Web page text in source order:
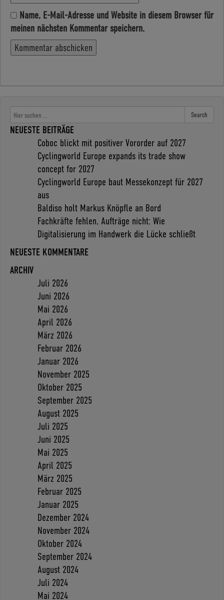
Name, E-Mail-Adresse und Website in diesem Browser für
meinen nächsten Kommentar speichern.
Search
NEUESTE BEITRÄGE
Coboc blickt mit positiver Vororder auf 2027
Cyclingworld Europe expands its trade show
concept for 2027
Cyclingworld Europe baut Messekonzept für 2027
aus
Baldiso holt Markus Knöpfle an Bord
Fachkräfte fehlen, Aufträge nicht: Wie
Digitalisierung im Handwerk die Lücke schließt
NEUESTE KOMMENTARE
ARCHIV
Juli 2026
Juni 2026
Mai 2026
April 2026
März 2026
Februar 2026
Januar 2026
November 2025
Oktober 2025
September 2025
August 2025
Juli 2025
Juni 2025
Mai 2025
April 2025
März 2025
Februar 2025
Januar 2025
Dezember 2024
November 2024
Oktober 2024
September 2024
August 2024
Juli 2024
Mai 2024